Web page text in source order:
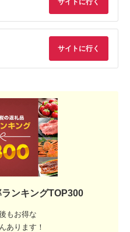
サイトに行く
サイトに行く
ンキングTOP300
もお得な
あります！